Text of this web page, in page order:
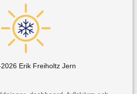
2026 Erik Freiholtz Jern